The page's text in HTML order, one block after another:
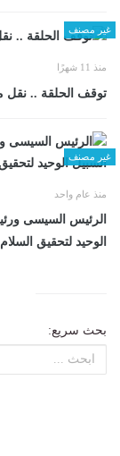
غير مصنف
منذ 11 شهرًا
توقف الحلقة .. نقل مقدم برنامج 90
غير مصنف
منذ عام واحد
الرئيس السيسى
الوحيد لتحقيق السلام
بحث سريع: